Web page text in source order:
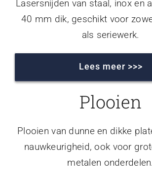
Lasersnijden van staal, inox en
40 mm dik, geschikt voor
als seriewerk.
Lees meer >>>
Plooien
Plooien van dunne en dikke
nauwkeurigheid, ook voor
metalen onderdelen.